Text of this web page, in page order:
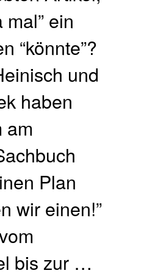
mal” ein
“könnte”?
und
haben
am
Plan
wir einen!”
bis zur …